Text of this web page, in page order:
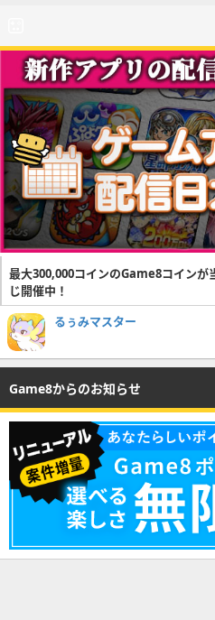
最大300,000コインのGame8コインが
じ開催中！
るぅみマスター
Game8からのお知らせ